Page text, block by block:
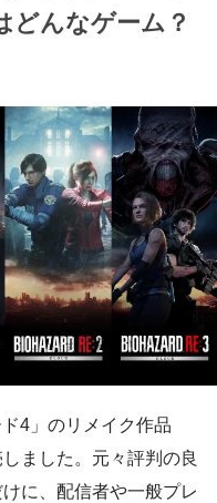
どんなゲーム？
4」のリメイク作品
ました。元々評判の良
に、配信者や一般プレ